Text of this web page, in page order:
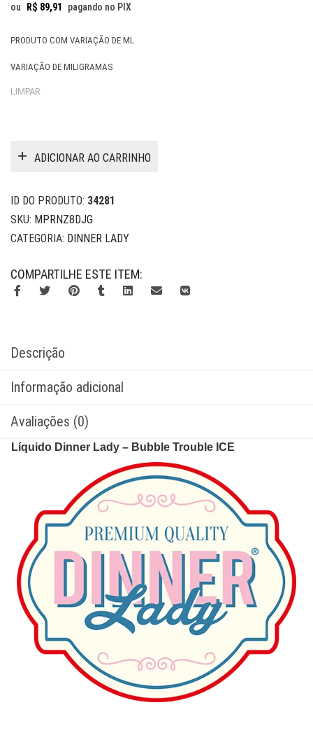
ou R$ 89,91 pagando no PIX
PRODUTO COM VARIAÇÃO DE ML
VARIAÇÃO DE MILIGRAMAS
LIMPAR
ADICIONAR AO CARRINHO
ID DO PRODUTO: 34281
SKU: MPRNZ8DJG
CATEGORIA: DINNER LADY
COMPARTILHE ESTE ITEM:
Descrição
Informação adicional
Avaliações (0)
Líquido Dinner Lady – Bubble Trouble ICE